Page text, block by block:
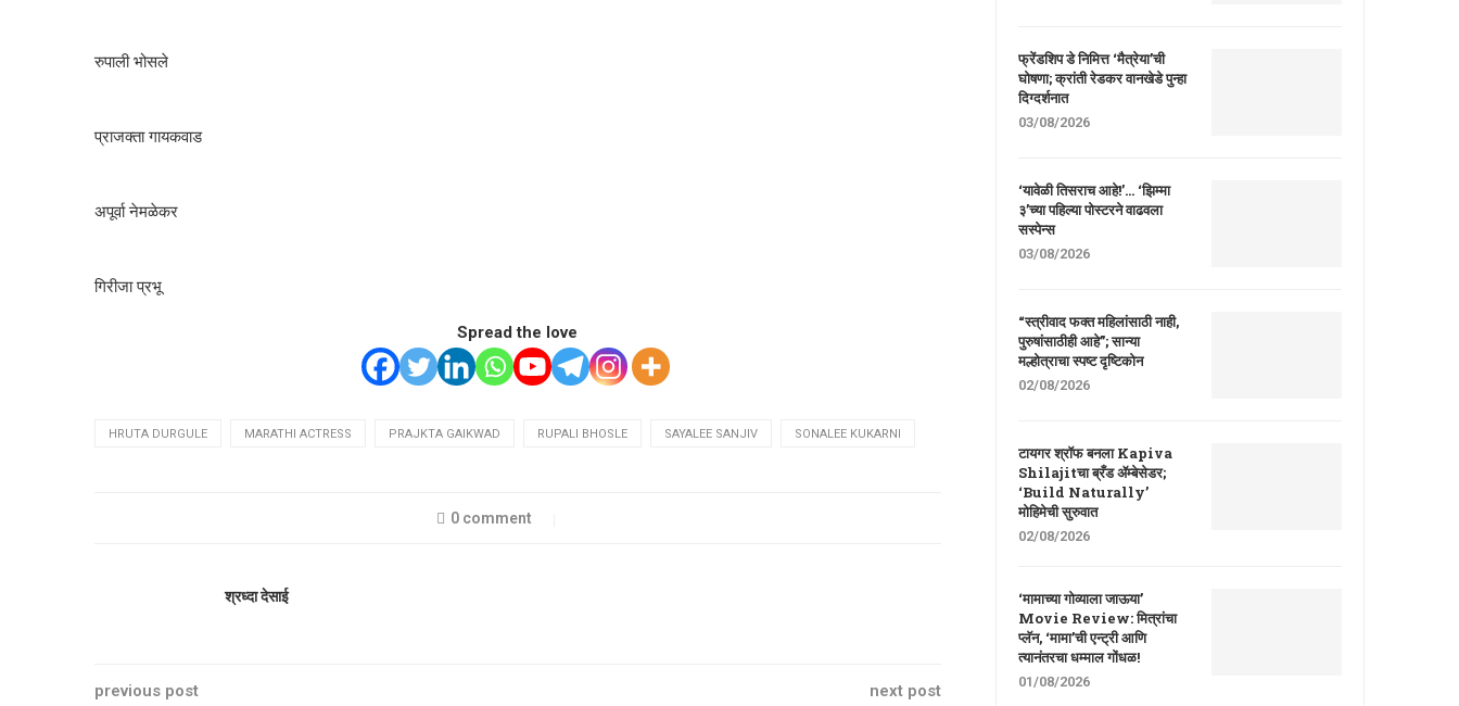
रुपाली भोसले
प्राजक्ता गायकवाड
अपूर्वा नेमळेकर
गिरीजा प्रभू
Spread the love
HRUTA DURGULE MARATHI ACTRESS PRAJKTA GAIKWAD RUPALI BHOSLE SAYALEE SANJIV SONALEE KUKARNI
0 comment
श्रध्दा देसाई
previous post next post
फ्रेंडशिप डे निमित्त ‘मैत्रेया’ची
घोषणा; क्रांती रेडकर वानखेडे पुन्हा
दिग्दर्शनात
03/08/2026
‘यावेळी तिसराच आहे!’… ‘झिम्मा
३’च्या पहिल्या पोस्टरने वाढवला
सस्पेन्स
03/08/2026
“स्त्रीवाद फक्त महिलांसाठी नाही,
पुरुषांसाठीही आहे”; सान्या
मल्होत्राचा स्पष्ट दृष्टिकोन
02/08/2026
टायगर श्रॉफ बनला Kapiva
Shilajitचा ब्रँड ॲम्बेसेडर;
‘Build Naturally’
मोहिमेची सुरुवात
02/08/2026
‘मामाच्या गोव्याला जाऊया’
Movie Review: मित्रांचा
प्लॅन, ‘मामा’ची एन्ट्री आणि
त्यानंतरचा धम्माल गोंधळ!
01/08/2026